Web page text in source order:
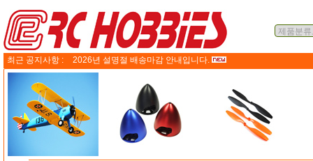
최근 공지사항 : 2026년 설명절 배송마감 안내입니다.